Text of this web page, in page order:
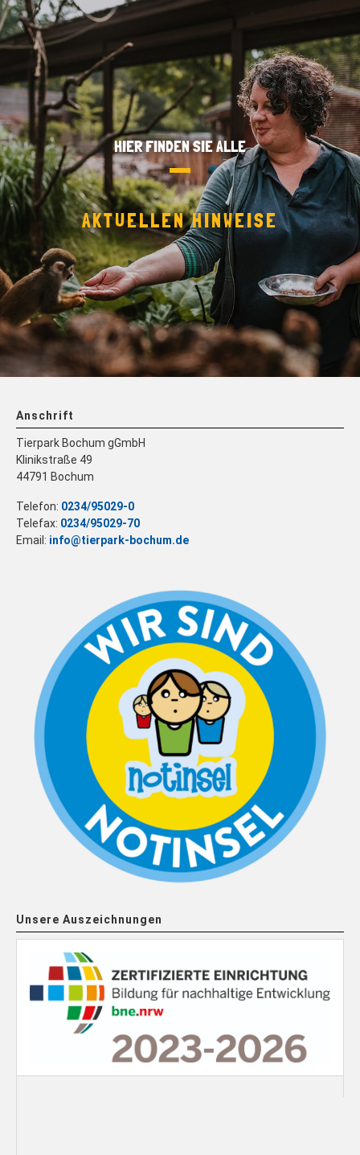
HIER FINDEN SIE ALLE
AKTUELLEN HINWEISE
Anschrift
Tierpark Bochum gGmbH
Klinikstraße 49
44791 Bochum
Telefon: 0234/95029-0
Telefax: 0234/95029-70
Email: info@tierpark-bochum.de
Unsere Auszeichnungen